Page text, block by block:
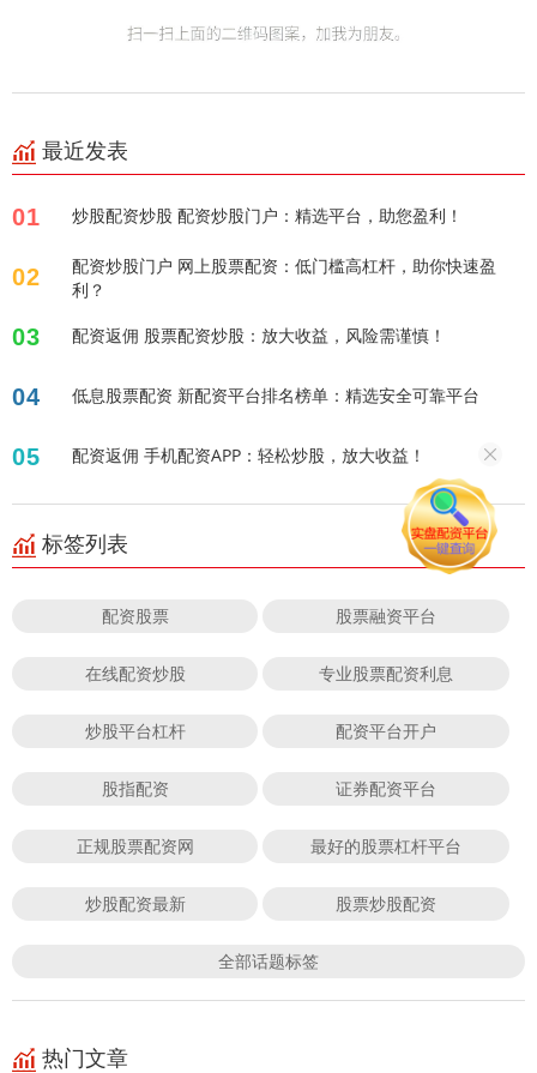
最近发表
01 炒股配资炒股 配资炒股门户：精选平台，助您盈利！
02
配资炒股门户 网上股票配资：低门槛高杠杆，助你快速盈
利？
03 配资返佣 股票配资炒股：放大收益，风险需谨慎！
04 低息股票配资 新配资平台排名榜单：精选安全可靠平台
05 配资返佣 手机配资APP：轻松炒股，放大收益！
标签列表
配资股票 股票融资平台
在线配资炒股 专业股票配资利息
炒股平台杠杆 配资平台开户
股指配资 证券配资平台
正规股票配资网 最好的股票杠杆平台
炒股配资最新 股票炒股配资
全部话题标签
热门文章